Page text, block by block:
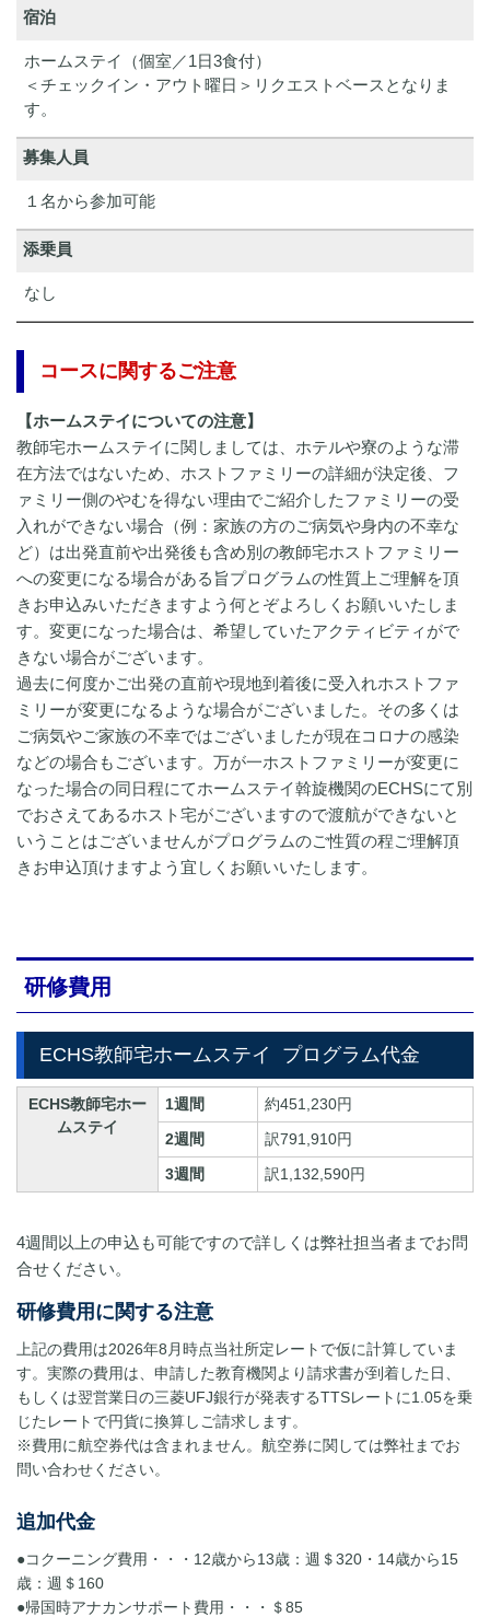
宿泊
ホームステイ（個室／1日3食付）
＜チェックイン・アウト曜日＞リクエストベースとなりま
す。
募集人員
１名から参加可能
添乗員
なし
コースに関するご注意
【ホームステイについての注意】
教師宅ホームステイに関しましては、ホテルや寮のような滞
在方法ではないため、ホストファミリーの詳細が決定後、フ
ァミリー側のやむを得ない理由でご紹介したファミリーの受
入れができない場合（例：家族の方のご病気や身内の不幸な
ど）は出発直前や出発後も含め別の教師宅ホストファミリー
への変更になる場合がある旨プログラムの性質上ご理解を頂
きお申込みいただきますよう何とぞよろしくお願いいたしま
す。変更になった場合は、希望していたアクティビティがで
きない場合がございます。
過去に何度かご出発の直前や現地到着後に受入れホストファ
ミリーが変更になるような場合がございました。その多くは
ご病気やご家族の不幸ではございましたが現在コロナの感染
などの場合もございます。万が一ホストファミリーが変更に
なった場合の同日程にてホームステイ斡旋機関のECHSにて別
でおさえてあるホスト宅がございますので渡航ができないと
いうことはございませんがプログラムのご性質の程ご理解頂
きお申込頂けますよう宜しくお願いいたします。
研修費用
ECHS教師宅ホームステイ プログラム代金
ECHS教師宅ホー
ムステイ
1週間
約451,230円
2週間
訳791,910円
3週間
訳1,132,590円
4週間以上の申込も可能ですので詳しくは弊社担当者までお問
合せください。
研修費用に関する注意
上記の費用は2026年8月時点当社所定レートで仮に計算していま
す。実際の費用は、申請した教育機関より請求書が到着した日、
もしくは翌営業日の三菱UFJ銀行が発表するTTSレートに1.05を乗
じたレートで円貨に換算しご請求します。
※費用に航空券代は含まれません。航空券に関しては弊社までお
問い合わせください。
追加代金
●コクーニング費用・・・12歳から13歳：週＄320・14歳から15
歳：週＄160
●帰国時アナカンサポート費用・・・＄85